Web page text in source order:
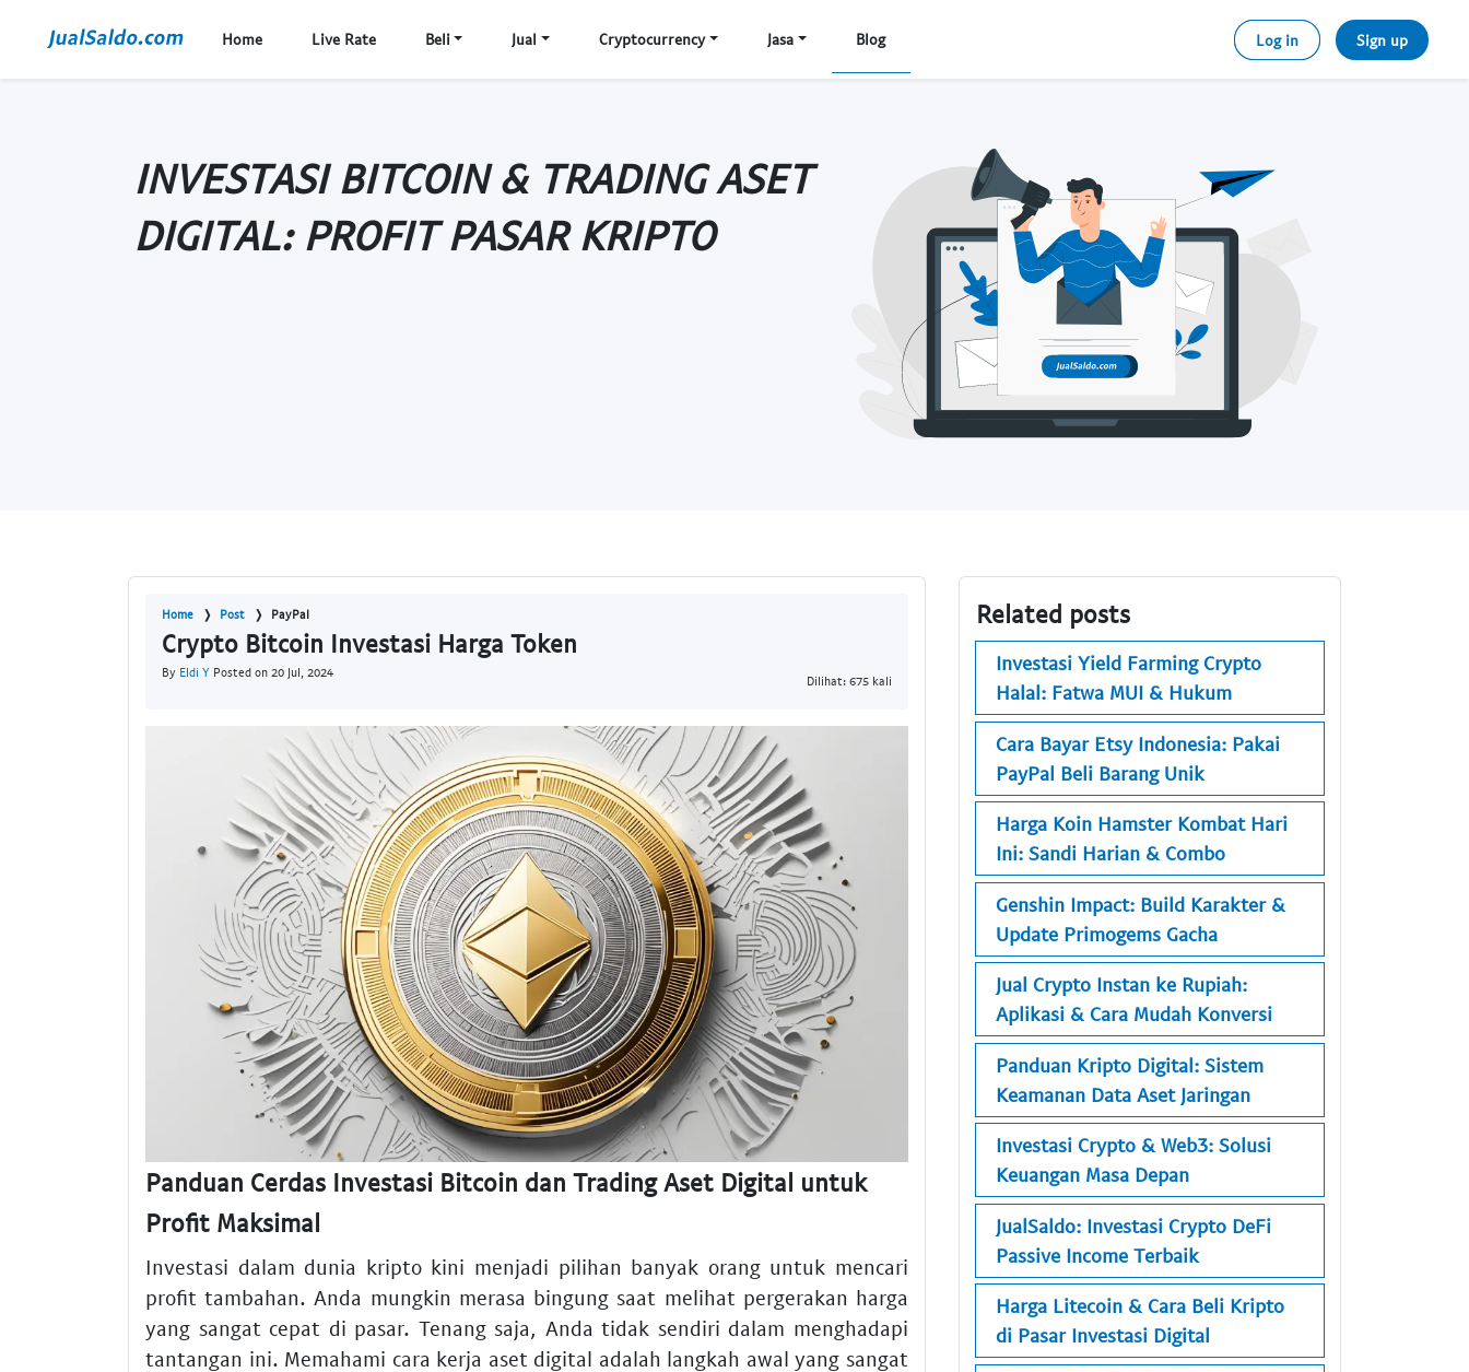
Home Live Rate Beli Jual Cryptocurrency Jasa Blog Log in Sign up
INVESTASI BITCOIN & TRADING ASET
DIGITAL: PROFIT PASAR KRIPTO
Home Post PayPal
Crypto Bitcoin Investasi Harga Token
By Eldi Y Posted on 20 Jul, 2024
Dilihat: 675 kali
Panduan Cerdas Investasi Bitcoin dan Trading Aset Digital untuk
Profit Maksimal
Investasi dalam dunia kripto kini menjadi pilihan banyak orang untuk mencari
profit tambahan. Anda mungkin merasa bingung saat melihat pergerakan harga
yang sangat cepat di pasar. Tenang saja, Anda tidak sendiri dalam menghadapi
tantangan ini. Memahami cara kerja aset digital adalah langkah awal yang sangat
Related posts
Investasi Yield Farming Crypto
Halal: Fatwa MUI & Hukum
Cara Bayar Etsy Indonesia: Pakai
PayPal Beli Barang Unik
Harga Koin Hamster Kombat Hari
Ini: Sandi Harian & Combo
Genshin Impact: Build Karakter &
Update Primogems Gacha
Jual Crypto Instan ke Rupiah:
Aplikasi & Cara Mudah Konversi
Panduan Kripto Digital: Sistem
Keamanan Data Aset Jaringan
Investasi Crypto & Web3: Solusi
Keuangan Masa Depan
JualSaldo: Investasi Crypto DeFi
Passive Income Terbaik
Harga Litecoin & Cara Beli Kripto
di Pasar Investasi Digital